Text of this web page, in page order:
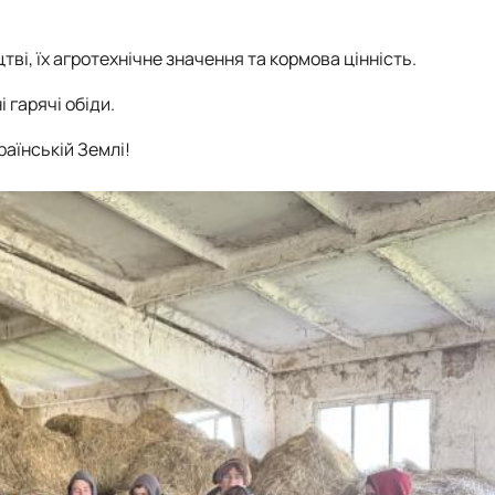
їх агротехнічне значення та кормова цінність.
обіди.
Землі!